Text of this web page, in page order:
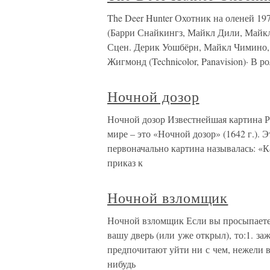
The Deer Hunter Охотник на оленей
(Барри Снайкингз, Майкл Дили,
Сцен. Дерик Уошбёрн, Майкл
Жигмонд (Technicolor, Panavision)· В
Ночной дозор
Ночной дозор Известнейшая картина
мире – это «Ночной дозор» (1642 г.).
первоначально картина называлась:
приказ к
Ночной взломщик
Ночной взломщик Если вы
вашу дверь (или уже открыл), то:1.
предпочитают уйти ни с чем, нежели
нибудь